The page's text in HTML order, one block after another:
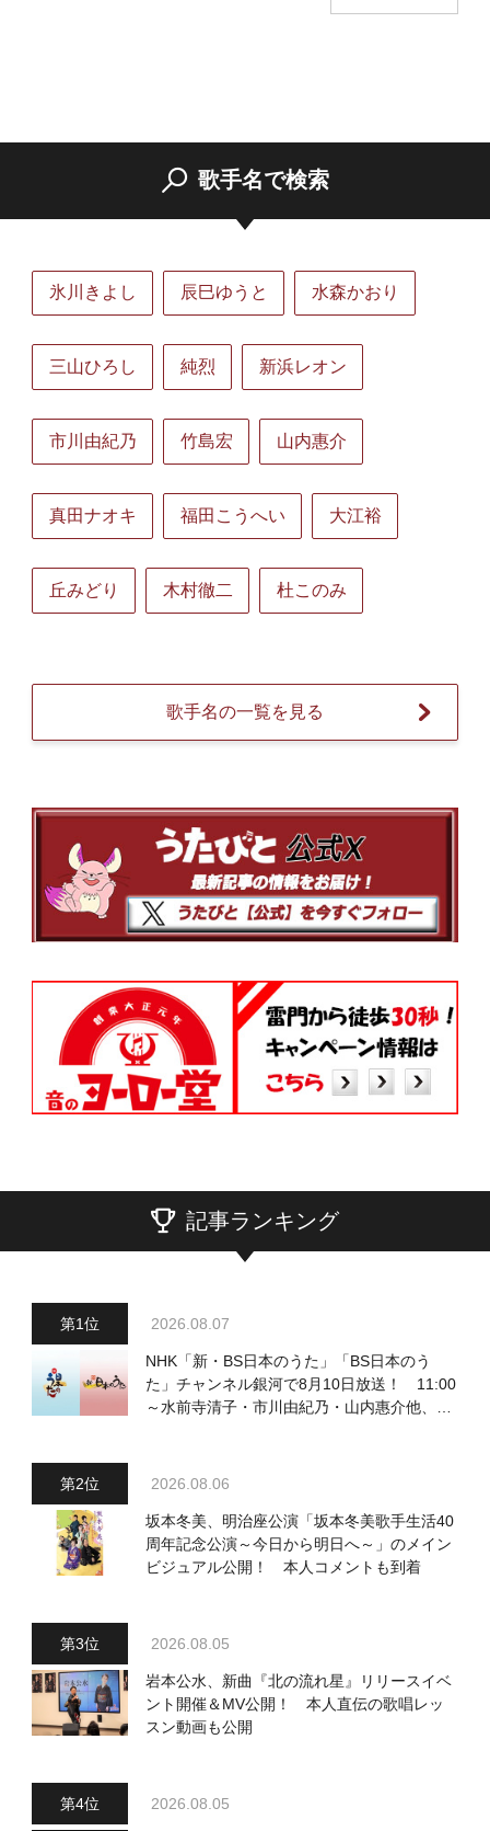
歌手名で検索
氷川きよし 辰巳ゆうと 水森かおり
三山ひろし 純烈 新浜レオン
市川由紀乃 竹島宏 山内惠介
真田ナオキ 福田こうへい 大江裕
丘みどり 木村徹二 杜このみ
歌手名の一覧を見る
記事ランキング
2026.08.07
NHK「新・BS日本のうた」「BS日本のう
た」チャンネル銀河で8月10日放送！ 11:00
～水前寺清子・市川由紀乃・山内惠介他、
2026.08.06
坂本冬美、明治座公演「坂本冬美歌手生活40
周年記念公演～今日から明日へ～」のメイン
ビジュアル公開！ 本人コメントも到着
2026.08.05
岩本公水、新曲『北の流れ星』リリースイベ
ント開催＆MV公開！ 本人直伝の歌唱レッ
スン動画も公開
2026.08.05